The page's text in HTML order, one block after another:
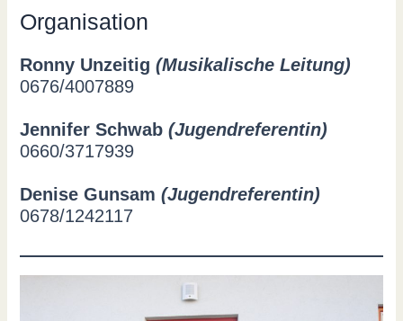
Organisation
Ronny Unzeitig(Musikalische Leitung)
0676/4007889
Jennifer Schwab(Jugendreferentin)
0660/3717939
Denise Gunsam(Jugendreferentin)
0678/1242117